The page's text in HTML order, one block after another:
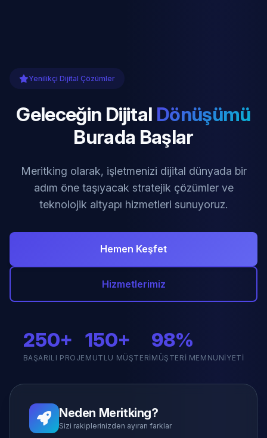
Yenilikçi Dijital Çözümler
Geleceğin Dijital Dönüşümü
Burada Başlar
Meritking olarak, işletmenizi dijital dünyada bir
adım öne taşıyacak stratejik çözümler ve
teknolojik altyapı hizmetleri sunuyoruz.
Hemen Keşfet
Hizmetlerimiz
250+
BAŞARILI PROJE
150+
MUTLU MÜŞTERI
98%
MÜŞTERI MEMNUNIYETI
Neden Meritking?
Sizi rakiplerinizden ayıran farklar